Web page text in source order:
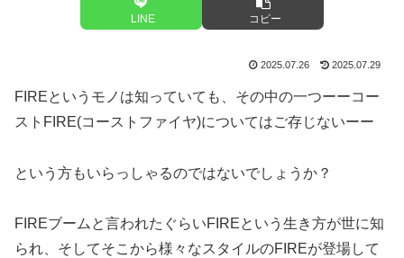
LINE コピー
2025.07.26 2025.07.29
FIREというモノは知っていても、その中の一つーーコー
ストFIRE(コーストファイヤ)についてはご存じないーー
という方もいらっしゃるのではないでしょうか？
FIREブームと言われたぐらいFIREという生き方が世に知
られ、そしてそこから様々なスタイルのFIREが登場して